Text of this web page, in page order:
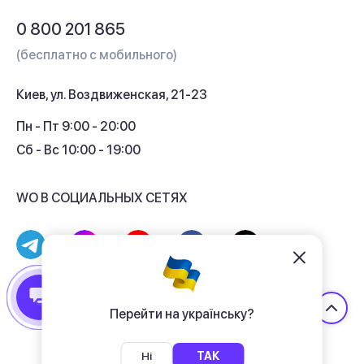
Перейти на українську?
Ні ТАК
Кэшбек
0 800 201 865
(бесплатно с мобильного)
Киев, ул. Воздвиженская, 21-23
Пн - Пт 9:00 - 20:00
Сб - Вс 10:00 - 19:00
WO В СОЦИАЛЬНЫХ СЕТЯХ
Договор публичной оферты
Политика конфиденциальности